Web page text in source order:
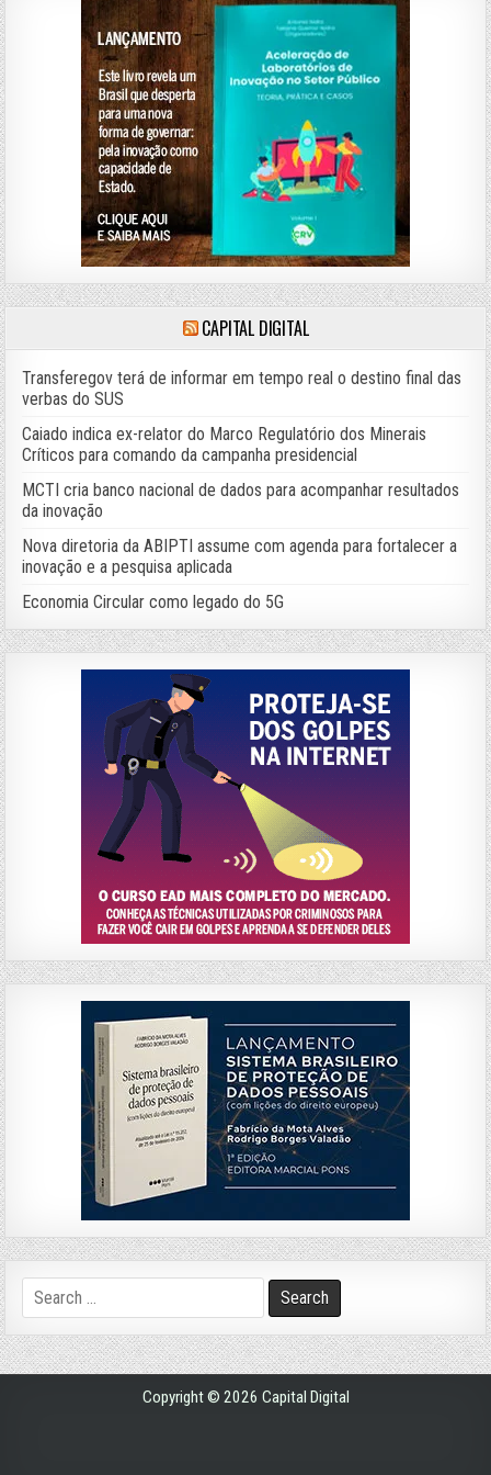
CAPITAL DIGITAL
Transferegov terá de informar em tempo real o destino final das
verbas do SUS
Caiado indica ex-relator do Marco Regulatório dos Minerais
Críticos para comando da campanha presidencial
MCTI cria banco nacional de dados para acompanhar resultados
da inovação
Nova diretoria da ABIPTI assume com agenda para fortalecer a
inovação e a pesquisa aplicada
Economia Circular como legado do 5G
Search
for:
Copyright © 2026 Capital Digital